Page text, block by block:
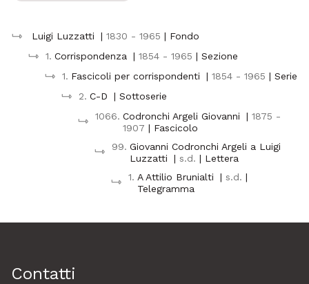
Luigi Luzzatti | 1830 - 1965 | Fondo
1. Corrispondenza | 1854 - 1965 | Sezione
1. Fascicoli per corrispondenti | 1854 - 1965 | Serie
2. C-D
| Sottoserie
1066. Codronchi Argeli Giovanni | 1875 -
1907 | Fascicolo
99. Giovanni Codronchi Argeli a Luigi
Luzzatti
| s.d. | Lettera
1. A Attilio Brunialti | s.d. |
Telegramma
Contatti